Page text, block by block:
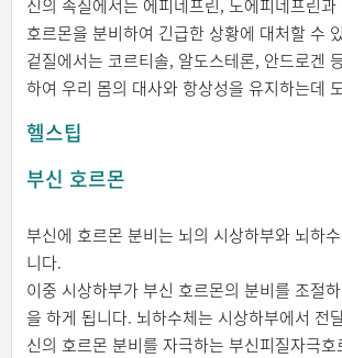
신의 속질에서는 에피네프린, 노에피네프린과
호르몬을 분비하여 긴급한 상황에 대처할 수
겉질에서는 코르티솔, 알도스테론, 안드로겐
하여 우리 몸의 대사와 항상성을 유지하는데
헬스팁
부신 호르몬
부신에 호르몬 분비는 뇌의 시상하부와 뇌하
니다.
이중 시상하부가 부신 호르몬의 분비를 조절
을 하게 됩니다. 뇌하수체는 시상하부에서 전
신의 호르몬 분비를 자극하는 부신피질자극호